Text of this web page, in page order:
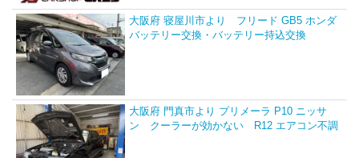
大阪府 寝屋川市より フリード GB5 ホンダ
バッテリー交換・バッテリー持込交換
大阪府 門真市より プリメーラ P10 ニッサ
ン クーラーが効かない R12 エアコン不調